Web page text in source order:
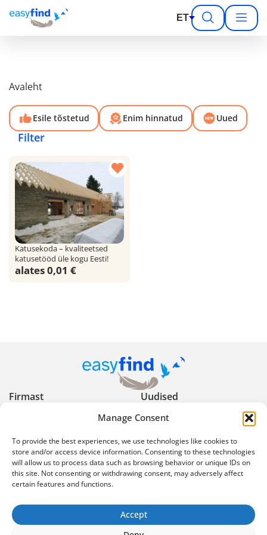
Manage Consent
To provide the best experiences, we use technologies like cookies to
store and/or access device information. Consenting to these technologies
will allow us to process data such as browsing behavior or unique IDs on
this site. Not consenting or withdrawing consent, may adversely affect
certain features and functions.
Accept
ET
Avaleht
Esile tõstetud Enim hinnatud Uued
Filter
Katusekoda – kvaliteetsed
katusetööd üle kogu Eesti!
alates 0,01 €
Firmast Uudised
Kasulikud nõuanded Privaatsuspoliitika
Kasutustingimused
Reklaami keelud ja
piirangud
küsimused
info@easyfind.ee